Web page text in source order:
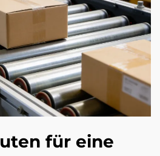
für eine